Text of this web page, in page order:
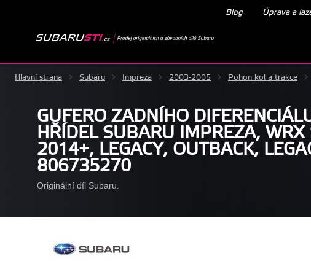
Blog Úprava a
Hlavní strana > Subaru > Impreza > 2003-2005 > Pohon kol a trakce >
GUFERO ZADNÍHO
HŘÍDEL SUBARU IMPREZA,
2014+, LEGACY, OUTBACK,
806735270
Originální díl Subaru.